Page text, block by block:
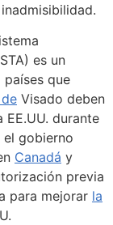
es un
que
Visado deben
durante
el gobierno
Canadá y
previa
para mejorar la